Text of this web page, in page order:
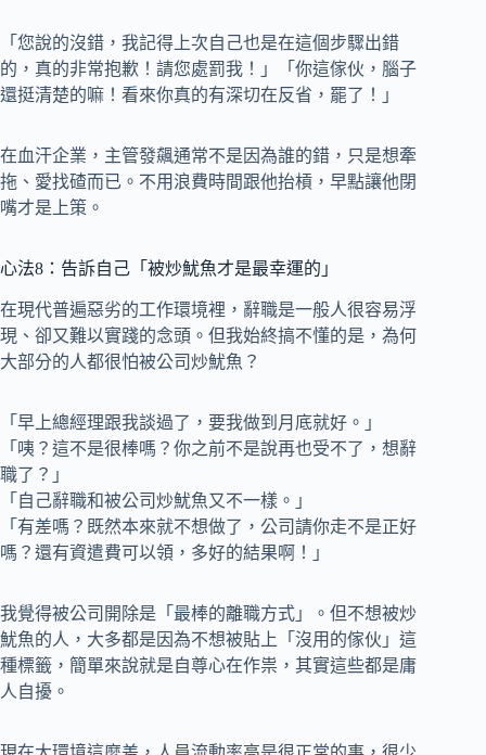
「您說的沒錯，我記得上次自己也是在這個步驟出錯
的，真的非常抱歉！請您處罰我！」「你這傢伙，腦子
還挺清楚的嘛！看來你真的有深切在反省，罷了！」
在血汗企業，主管發飆通常不是因為誰的錯，只是想牽
拖、愛找碴而已。不用浪費時間跟他抬槓，早點讓他閉
嘴才是上策。
心法8：告訴自己「被炒魷魚才是最幸運的」
在現代普遍惡劣的工作環境裡，辭職是一般人很容易浮
現、卻又難以實踐的念頭。但我始終搞不懂的是，為何
大部分的人都很怕被公司炒魷魚？
「早上總經理跟我談過了，要我做到月底就好。」
「咦？這不是很棒嗎？你之前不是說再也受不了，想辭
職了？」
「自己辭職和被公司炒魷魚又不一樣。」
「有差嗎？既然本來就不想做了，公司請你走不是正好
嗎？還有資遣費可以領，多好的結果啊！」
我覺得被公司開除是「最棒的離職方式」。但不想被炒
魷魚的人，大多都是因為不想被貼上「沒用的傢伙」這
種標籤，簡單來說就是自尊心在作祟，其實這些都是庸
人自擾。